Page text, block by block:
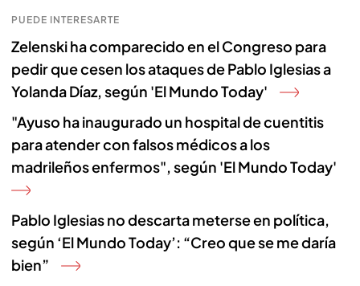
PUEDE INTERESARTE
Zelenski ha comparecido en el Congreso para
pedir que cesen los ataques de Pablo Iglesias a
Yolanda Díaz, según 'El Mundo Today'
"Ayuso ha inaugurado un hospital de cuentitis
para atender con falsos médicos a los
madrileños enfermos", según 'El Mundo Today'
Pablo Iglesias no descarta meterse en política,
según ‘El Mundo Today’: “Creo que se me daría
bien”